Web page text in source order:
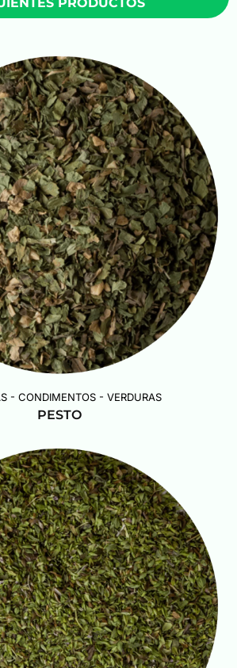
- CONDIMENTOS - VERDURAS
PESTO